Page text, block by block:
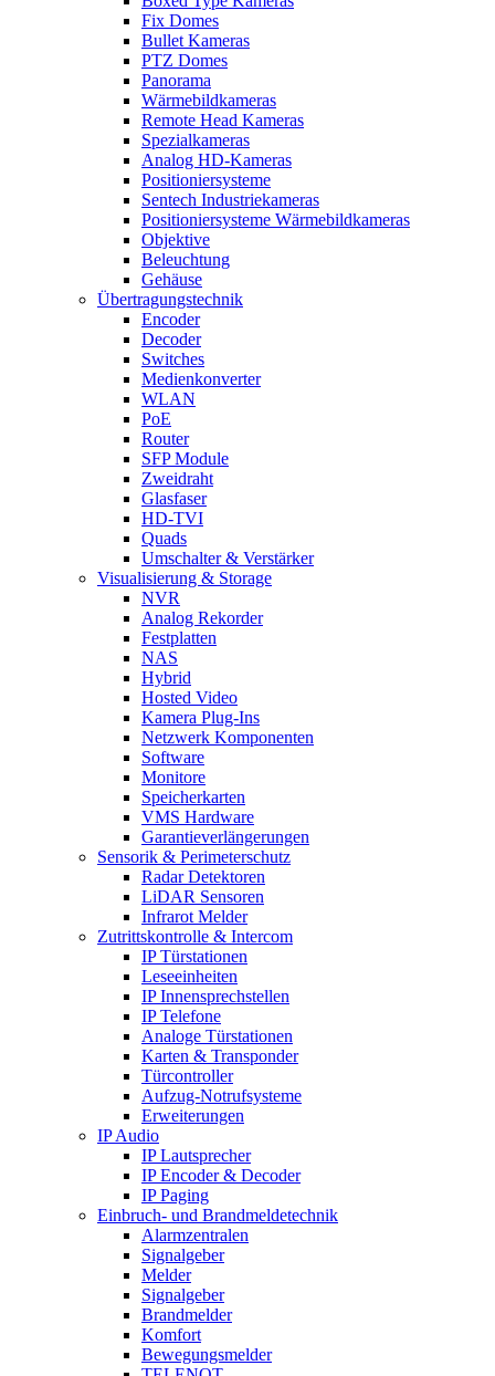
Fix Domes
Bullet Kameras
PTZ Domes
Panorama
Wärmebildkameras
Remote Head Kameras
Spezialkameras
Analog HD-Kameras
Positioniersysteme
Sentech Industriekameras
Positioniersysteme Wärmebildkameras
Objektive
Beleuchtung
Gehäuse
Übertragungstechnik
Encoder
Decoder
Switches
Medienkonverter
WLAN
PoE
Router
SFP Module
Zweidraht
Glasfaser
HD-TVI
Quads
Umschalter & Verstärker
Visualisierung & Storage
NVR
Analog Rekorder
Festplatten
NAS
Hybrid
Hosted Video
Kamera Plug-Ins
Netzwerk Komponenten
Software
Monitore
Speicherkarten
VMS Hardware
Garantieverlängerungen
Sensorik & Perimeterschutz
Radar Detektoren
LiDAR Sensoren
Infrarot Melder
Zutrittskontrolle & Intercom
IP Türstationen
Leseeinheiten
IP Innensprechstellen
IP Telefone
Analoge Türstationen
Karten & Transponder
Türcontroller
Aufzug-Notrufsysteme
Erweiterungen
IP Audio
IP Lautsprecher
IP Encoder & Decoder
IP Paging
Einbruch- und Brandmeldetechnik
Alarmzentralen
Signalgeber
Melder
Signalgeber
Brandmelder
Komfort
Bewegungsmelder